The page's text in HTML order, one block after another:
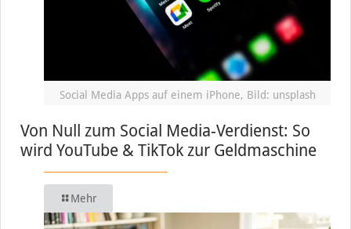
Social Media Apps auf einem iPhone, Bild: unsplash
Von Null zum Social Media-Verdienst: So
wird YouTube & TikTok zur Geldmaschine
Mehr